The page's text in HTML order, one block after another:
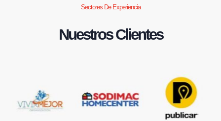
Sectores De Experiencia
Nuestros Clientes